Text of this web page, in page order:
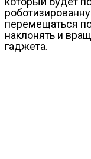
перемещаться
наклонять и
гаджета.